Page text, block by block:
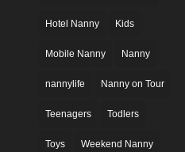
Hotel Nanny Kids
Mobile Nanny Nanny
nannylife Nanny on Tour
Teenagers Todlers
Toys Weekend Nanny